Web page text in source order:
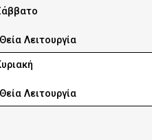
Λειτουργία
Λειτουργία